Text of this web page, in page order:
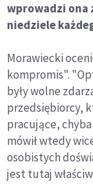
wprowadzi ona
niedziele
Morawiecki
kompromis".
były wolne
przedsiębiorcy,
pracujące,
mówił wtedy
osobistych
jest tutaj